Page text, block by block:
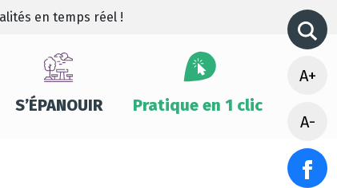
en temps réel !
S’ÉPANOUIR Pratique en 1 clic
A+
A-